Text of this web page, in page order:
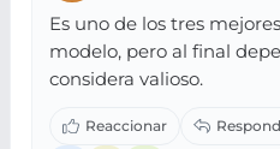
Es uno de los tres
modelo, pero al final
considera valioso.